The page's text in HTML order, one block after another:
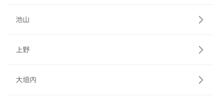
池山
上野
大垣内